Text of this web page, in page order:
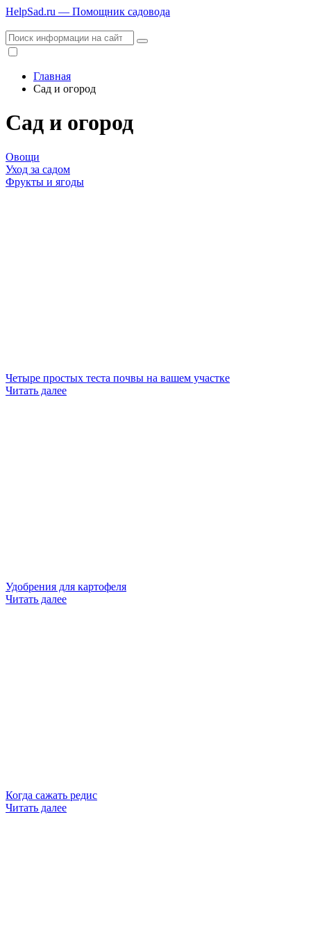
HelpSad.ru — Помощник садовода
Главная
Сад и огород
Сад и огород
Овощи
Уход за садом
Фрукты и ягоды
Четыре простых теста почвы на вашем участке
Читать далее
Удобрения для картофеля
Читать далее
Когда сажать редис
Читать далее